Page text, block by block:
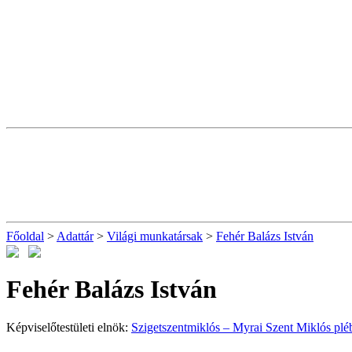
Főoldal > Adattár> Világi munkatársak > Fehér Balázs István
Fehér Balázs István
Képviselőtestületi elnök: Szigetszentmiklós – Myrai Szent Miklós